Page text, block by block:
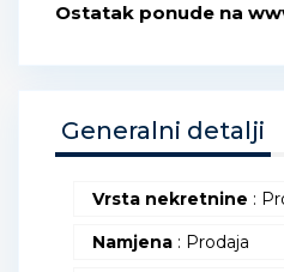
Ostatak ponude na
Generalni detalji
Vrsta nekretnine :
Namjena : Prodaja